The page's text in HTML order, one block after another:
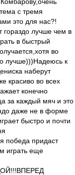
с тремя
это для нас?!
гораздо лучше чем в
в быстрый
во
лучше)))Надеюсь к
наберут
красиво во всех
конечно
за каждый мяч и это
даже не в форме
быстро и почти
придаст
играть еще